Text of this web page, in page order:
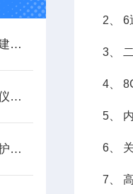
蓝景科技：以仪器创新，构建真菌毒素全链条检测防护体系
解析蓝景科技真菌毒素检测仪核心技术优势
蓝景科技真菌毒素检测仪守护粮食收储全链条安全
2、 6
3、
4、
5、
6、
7、